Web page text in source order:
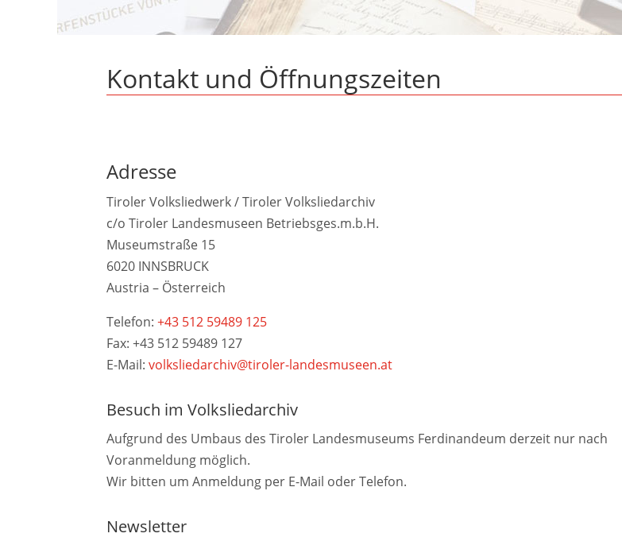
Kontakt und Öffnungszeiten
Adresse
Tiroler Volksliedwerk / Tiroler Volksliedarchiv
c/o Tiroler Landesmuseen Betriebsges.m.b.H.
Museumstraße 15
6020 INNSBRUCK
Austria – Österreich
Telefon:+43 512 59489 125
Fax: +43 512 59489 127
E-Mail:volksliedarchiv@tiroler-landesmuseen.at
Besuch im Volksliedarchiv
Aufgrund des Umbaus des Tiroler Landesmuseums Ferdinandeum derzeit nur nach
Voranmeldung möglich.
Wir bitten um Anmeldung per E-Mail oder Telefon.
Newsletter